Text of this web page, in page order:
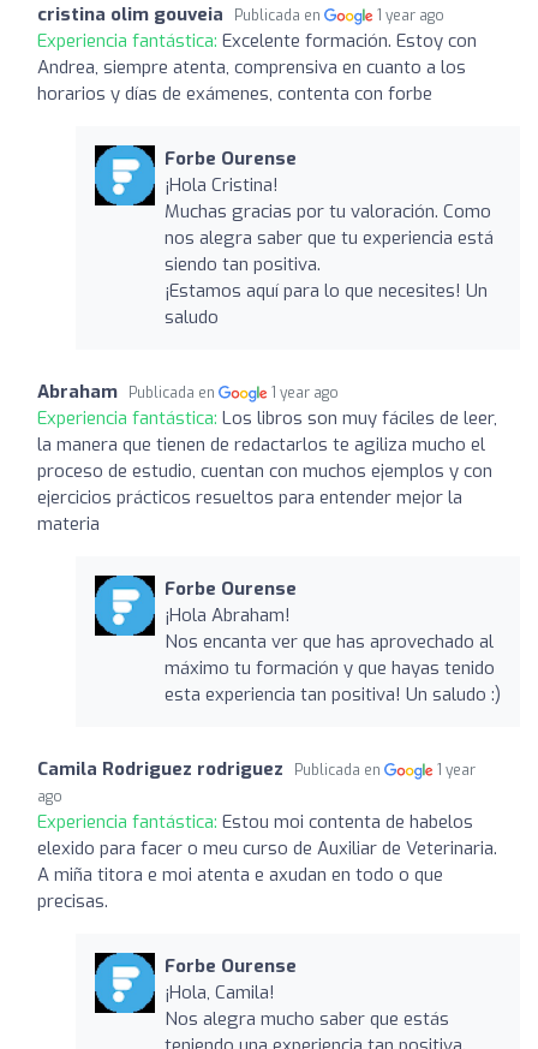
cristina olim gouveia Publicada en 1 year ago
Experiencia fantástica: Excelente formación. Estoy con
Andrea, siempre atenta, comprensiva en cuanto a los
horarios y días de exámenes, contenta con forbe
Forbe Ourense
¡Hola Cristina!
Muchas gracias por tu valoración. Como
nos alegra saber que tu experiencia está
siendo tan positiva.
¡Estamos aquí para lo que necesites! Un
saludo
Abraham Publicada en 1 year ago
Experiencia fantástica: Los libros son muy fáciles de leer,
la manera que tienen de redactarlos te agiliza mucho el
proceso de estudio, cuentan con muchos ejemplos y con
ejercicios prácticos resueltos para entender mejor la
materia
Forbe Ourense
¡Hola Abraham!
Nos encanta ver que has aprovechado al
máximo tu formación y que hayas tenido
esta experiencia tan positiva! Un saludo :)
Camila Rodriguez rodriguez Publicada en
1 year
ago
Experiencia fantástica: Estou moi contenta de habelos
elexido para facer o meu curso de Auxiliar de Veterinaria.
A miña titora e moi atenta e axudan en todo o que
precisas.
Forbe Ourense
¡Hola, Camila!
Nos alegra mucho saber que estás